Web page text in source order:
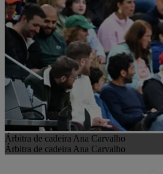
Árbitra de cadeira Ana Carvalho
Árbitra de cadeira Ana Carvalho